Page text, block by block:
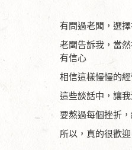
有問過老闆，選
老闆告訴我，當
有信心
相信這樣慢慢的
這些談話中，讓
要熬過每個挫折
所以，真的很歡